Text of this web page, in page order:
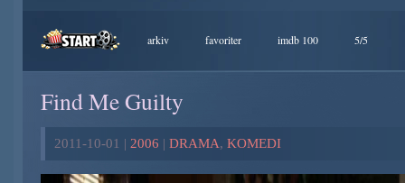
arkiv favoriter imdb 100 5/5
Find Me Guilty
2011-10-01 | 2006 | DRAMA, KOMEDI